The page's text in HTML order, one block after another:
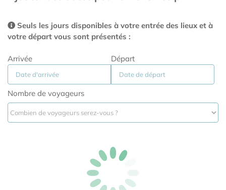
Seuls les jours disponibles à votre entrée des lieux et à
votre départ vous sont présentés :
Arrivée Départ
Nombre de voyageurs